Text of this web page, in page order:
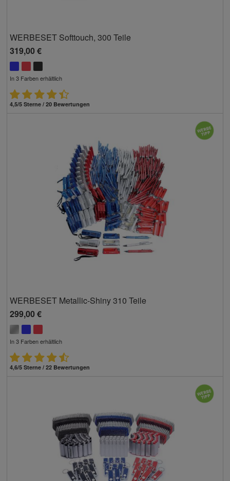
WERBESET Softtouch, 300 Teile
319,00 €
In 3 Farben erhältlich
4,5/5 Sterne / 20 Bewertungen
WERBESET Metallic-Shiny 310 Teile
299,00 €
In 3 Farben erhältlich
4,6/5 Sterne / 22 Bewertungen